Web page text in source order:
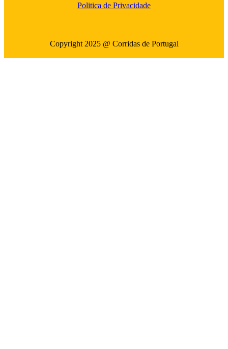
Politica de Privacidade
Copyright 2025 @ Corridas de Portugal